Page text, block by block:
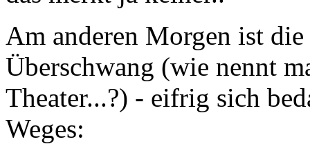
Am anderen Morgen ist
Überschwang (wie nennt
Theater...?) - eifrig sich
Weges: